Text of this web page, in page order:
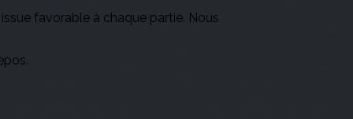
favorable à chaque partie. Nous